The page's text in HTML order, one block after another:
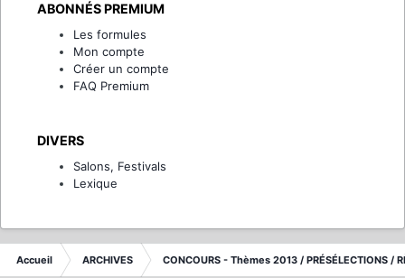
ABONNÉS PREMIUM
Les formules
Mon compte
Créer un compte
FAQ Premium
DIVERS
Salons, Festivals
Lexique
Accueil ARCHIVES CONCOURS - Thèmes 2013 / PRÉSÉLECTIONS /